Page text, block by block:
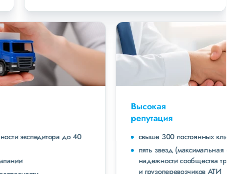
свыше 300 постоянных клиентов
пять звезд (максимальная оценка) в рейтинге
надежности сообщества транспортных компаний